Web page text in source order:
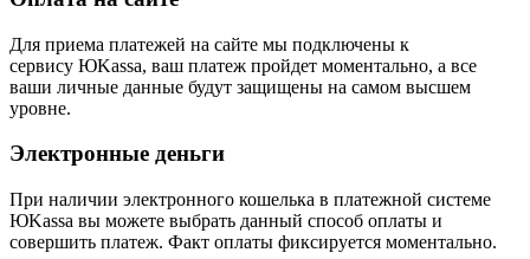
Для приема платежей на сайте мы подключены к
сервису ЮKassa, ваш платеж пройдет моментально, а все
ваши личные данные будут защищены на самом высшем
уровне.
Электронные деньги
При наличии электронного кошелька в платежной системе
ЮKassa вы можете выбрать данный способ оплаты и
совершить платеж. Факт оплаты фиксируется моментально.